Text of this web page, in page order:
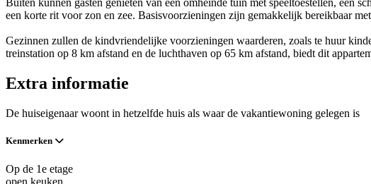
Buiten kunnen gasten genieten van een omheinde tuin met speeltoestellen, een
een korte rit voor zon en zee. Basisvoorzieningen zijn gemakkelijk bereikbaar
Gezinnen zullen de kindvriendelijke voorzieningen waarderen, zoals te huur
treinstation op 8 km afstand en de luchthaven op 65 km afstand, biedt dit
Extra informatie
De huiseigenaar woont in hetzelfde huis als waar de vakantiewoning gelegen is
Kenmerken
Op de 1e etage
open keuken